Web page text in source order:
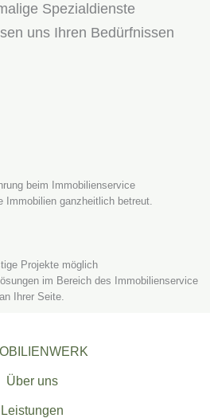
Spezialdienste
uns Ihren Bedürfnissen
beim Immobilienservice
Immobilien ganzheitlich betreut.
Projekte möglich
im Bereich des Immobilienservice
an Ihrer Seite.
Über uns
Leistungen